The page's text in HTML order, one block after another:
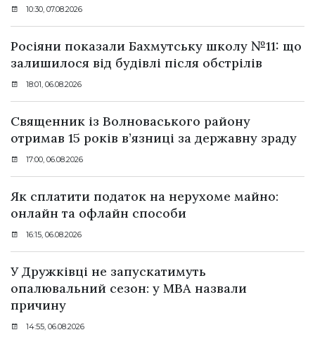
10:30, 07.08.2026
Росіяни показали Бахмутську школу №11: що
залишилося від будівлі після обстрілів
18:01, 06.08.2026
Священник із Волноваського району
отримав 15 років в’язниці за державну зраду
17:00, 06.08.2026
Як сплатити податок на нерухоме майно:
онлайн та офлайн способи
16:15, 06.08.2026
У Дружківці не запускатимуть
опалювальний сезон: у МВА назвали
причину
14:55, 06.08.2026